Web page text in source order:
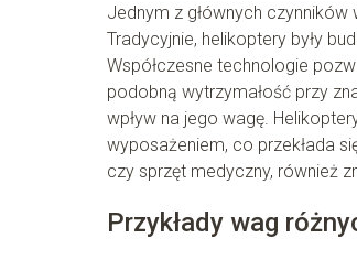
Jednym z głównych czynników
Tradycyjnie, helikoptery były
Współczesne technologie
podobną wytrzymałość przy
wpływ na jego wagę.
wyposażeniem, co przekłada
czy sprzęt medyczny, również
Przykłady wag